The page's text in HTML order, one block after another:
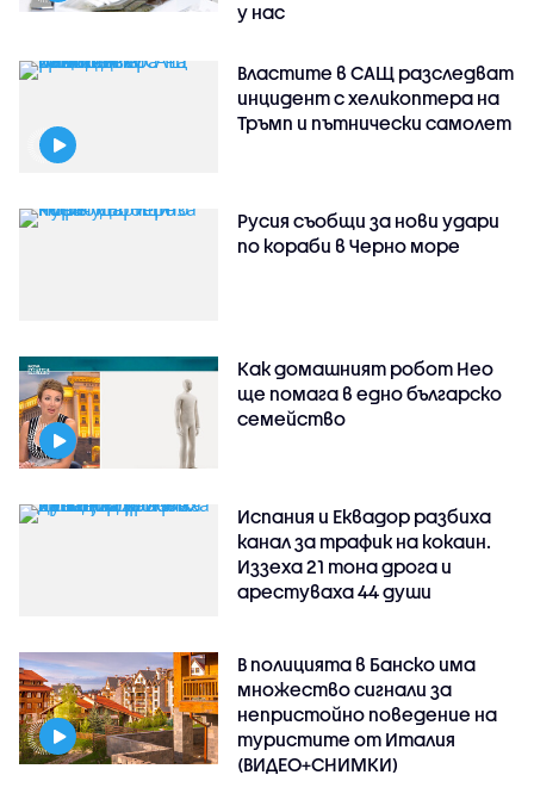
у нас
Властите в САЩ разследват
инцидент с хеликоптера на
Тръмп и пътнически самолет
Русия съобщи за нови удари
по кораби в Черно море
Как домашният робот Нео
ще помага в едно българско
семейство
Испания и Еквадор разбиха
канал за трафик на кокаин.
Иззеха 21 тона дрога и
арестуваха 44 души
В полицията в Банско има
множество сигнали за
непристойно поведение на
туристите от Италия
(ВИДЕО+СНИМКИ)